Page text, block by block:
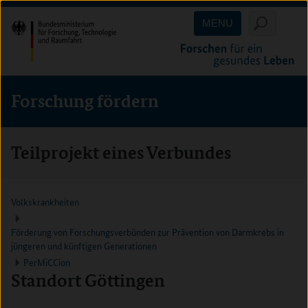
Direkt
zum
Inhalt
(Eingabetaste)
Direkt
zum
Hauptmenu
(Eingabetaste)
Direkt
zur
Suche
(Eingabetaste)
MENU
Forschung fördern
Teilprojekt eines Verbundes
Volkskrankheiten
Förderung von Forschungsverbünden zur Prävention von Darmkrebs in
jüngeren und künftigen Generationen
PerMiCCion
Standort Göttingen